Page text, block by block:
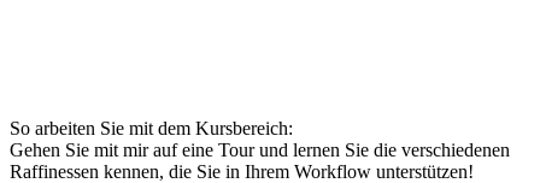
So arbeiten Sie mit dem Kursbereich:
Gehen Sie mit mir auf eine Tour und lernen Sie die verschiedenen
Raffinessen kennen, die Sie in Ihrem Workflow unterstützen!